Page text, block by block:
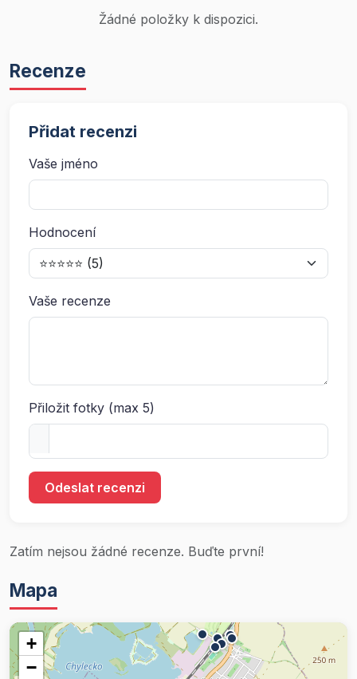
Žádné položky k dispozici.
Recenze
Přidat recenzi
Vaše jméno
Hodnocení
Vaše recenze
Přiložit fotky (max 5)
Odeslat recenzi
Zatím nejsou žádné recenze. Buďte první!
Mapa
+
−